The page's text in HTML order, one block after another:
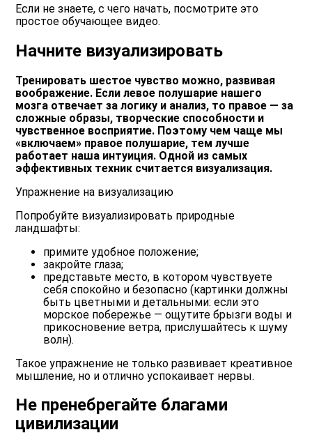
Если не знаете, с чего начать, посмотрите это
простое обучающее видео.
Начните визуализировать
Тренировать шестое чувство можно, развивая
воображение. Если левое полушарие нашего
мозга отвечает за логику и анализ, то правое — за
сложные образы, творческие способности и
чувственное восприятие. Поэтому чем чаще мы
«включаем» правое полушарие, тем лучше
работает наша интуиция. Одной из самых
эффективных техник считается визуализация.
Упражнение на визуализацию
Попробуйте визуализировать природные
ландшафты:
примите удобное положение;
закройте глаза;
представьте место, в котором чувствуете
себя спокойно и безопасно (картинки должны
быть цветными и детальными: если это
морское побережье — ощутите брызги воды и
прикосновение ветра, прислушайтесь к шуму
волн).
Такое упражнение не только развивает креативное
мышление, но и отлично успокаивает нервы.
Не пренебрегайте благами
цивилизации